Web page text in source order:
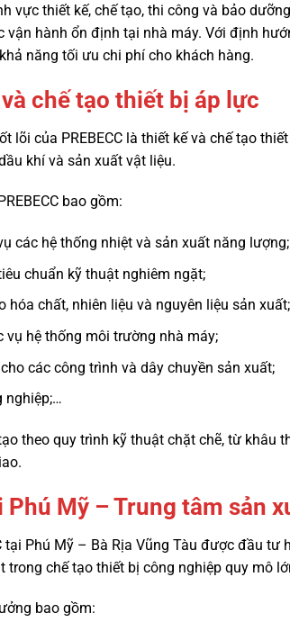
vực thiết kế, chế tạo, thi công và bảo
hành ổn định tại nhà máy. Với định
năng tối ưu chi phí cho khách hàng.
chế tạo thiết bị áp lực
lõi của PREBECC là thiết kế và chế tạo
khí và sản xuất vật liệu.
bao gồm:
các hệ thống nhiệt và sản xuất năng lượng;
chuẩn kỹ thuật nghiêm ngặt;
hóa chất, nhiên liệu và nguyên liệu sản xuất;
hệ thống môi trường nhà máy;
các công trình và dây chuyền sản xuất;
nghiệp;…
theo quy trình kỹ thuật chặt chẽ, từ khâu
Mỹ – Trung tâm sản
tại Phú Mỹ – Bà Rịa Vũng Tàu được đầu
trong chế tạo thiết bị công nghiệp quy mô
bao gồm: